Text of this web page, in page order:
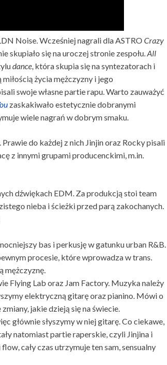
Noise. Wcześniej nagrali dla ASTRO Crazy
skupiało się na uroczej stronie zespołu.All
dance, która skupia się na syntezatorach i
życia mężczyzny i jego
swoje własne partie rapu. Warto zauważyć
zaskakiwało estetycznie dobranymi
wiele nagrań w dobrym smaku.
Prawie do każdej z nich Jinjin oraz Rocky pisali
z innymi grupami producenckimi, m.in.
dźwiękach EDM. Za produkcją stoi team
nieba i ścieżki przed parą zakochanych.
bas i perkusję w gatunku urban R&B.
procesie, które wprowadza w trans.
mężczyznę.
Flying Lab oraz Jam Factory. Muzyka należy
elektryczną gitarę oraz pianino. Mówi o
jakie dzieją się na świecie.
głównie słyszymy w niej gitarę. Co ciekawe,
natomiast partie raperskie, czyli Jinjina i
cały czas utrzymuje ten sam, sensualny